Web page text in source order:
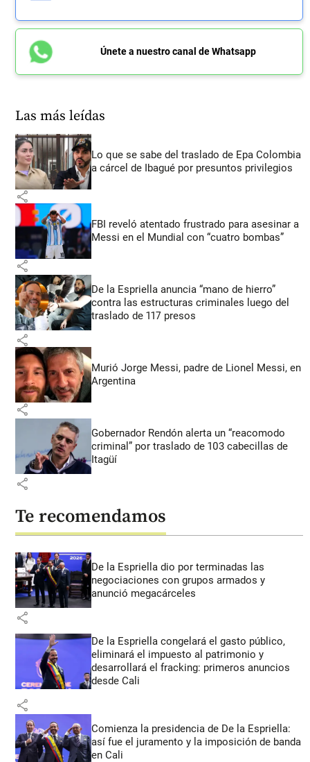
Únete a nuestro canal de Whatsapp
Las más leídas
Lo que se sabe del traslado de Epa Colombia
a cárcel de Ibagué por presuntos privilegios
share
FBI reveló atentado frustrado para asesinar a
Messi en el Mundial con “cuatro bombas”
share
De la Espriella anuncia “mano de hierro”
contra las estructuras criminales luego del
traslado de 117 presos
share
Murió Jorge Messi, padre de Lionel Messi, en
Argentina
share
Gobernador Rendón alerta un “reacomodo
criminal” por traslado de 103 cabecillas de
Itagüí
share
Te recomendamos
De la Espriella dio por terminadas las
negociaciones con grupos armados y
anunció megacárceles
share
De la Espriella congelará el gasto público,
eliminará el impuesto al patrimonio y
desarrollará el fracking: primeros anuncios
desde Cali
share
Comienza la presidencia de De la Espriella:
así fue el juramento y la imposición de banda
en Cali